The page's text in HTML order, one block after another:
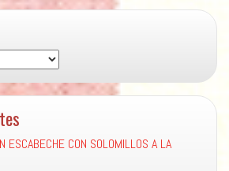
ESCABECHE CON SOLOMILLOS A LA